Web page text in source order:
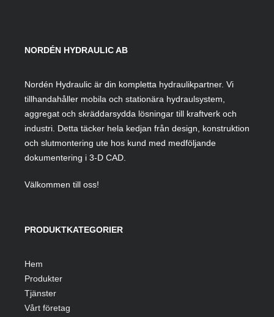
NORDÉN HYDRAULIC AB
Nordén Hydraulic är din kompletta hydraulikpartner. Vi
tillhandahåller mobila och stationära hydraulsystem,
aggregat och skräddarsydda lösningar till kraftverk och
industri. Detta täcker hela kedjan från design, konstruktion
och slutmontering ute hos kund med medföljande
dokumentering i 3-D CAD.
Välkommen till oss!
PRODUKTKATEGORIER
Hem
Produkter
Tjänster
Vårt företag